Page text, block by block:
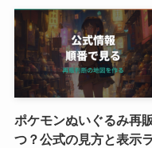
ポケモンぬいぐるみ再
つ？公式の見方と表示